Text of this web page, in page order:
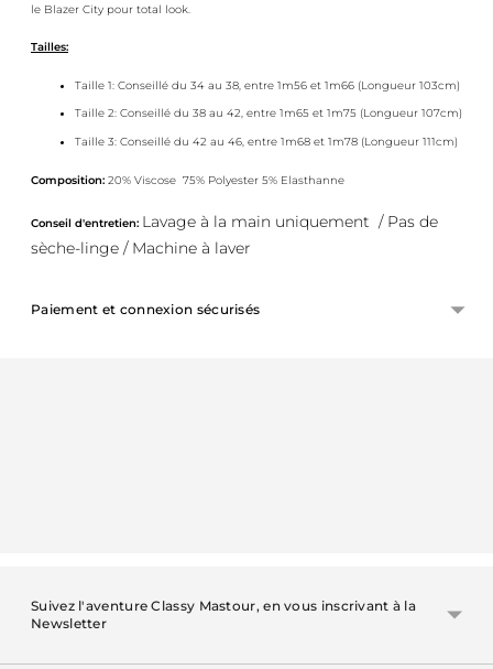
le Blazer City pour total look.
Tailles:
Taille 1: Conseillé du 34 au 38, entre 1m56 et 1m66 (Longueur 103cm)
Taille 2: Conseillé du 38 au 42, entre 1m65 et 1m75 (Longueur 107cm)
Taille 3: Conseillé du 42 au 46, entre 1m68 et 1m78 (Longueur 111cm)
Composition: 20% Viscose 75% Polyester 5% Elasthanne
Conseil d'entretien: Lavage à la main uniquement / Pas de
sèche-linge / Machine à laver
Paiement et connexion sécurisés
Suivez l'aventure Classy Mastour, en vous inscrivant à la
Newsletter